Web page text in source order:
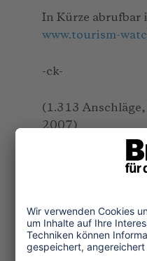
In Kürze
www.tourism-
-ck-
(1.313
2007)